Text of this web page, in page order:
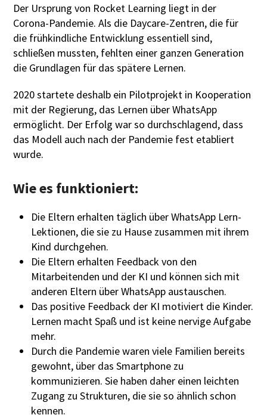
Der Ursprung von Rocket Learning liegt in der
Corona-Pandemie. Als die Daycare-Zentren, die für
die frühkindliche Entwicklung essentiell sind,
schließen mussten, fehlten einer ganzen Generation
die Grundlagen für das spätere Lernen.
2020 startete deshalb ein Pilotprojekt in Kooperation
mit der Regierung, das Lernen über WhatsApp
ermöglicht. Der Erfolg war so durchschlagend, dass
das Modell auch nach der Pandemie fest etabliert
wurde.
Wie es funktioniert:
Die Eltern erhalten täglich über WhatsApp Lern-
Lektionen, die sie zu Hause zusammen mit ihrem
Kind durchgehen.
Die Eltern erhalten Feedback von den
Mitarbeitenden und der KI und können sich mit
anderen Eltern über WhatsApp austauschen.
Das positive Feedback der KI motiviert die Kinder.
Lernen macht Spaß und ist keine nervige Aufgabe
mehr.
Durch die Pandemie waren viele Familien bereits
gewohnt, über das Smartphone zu
kommunizieren. Sie haben daher einen leichten
Zugang zu Strukturen, die sie so ähnlich schon
kennen.